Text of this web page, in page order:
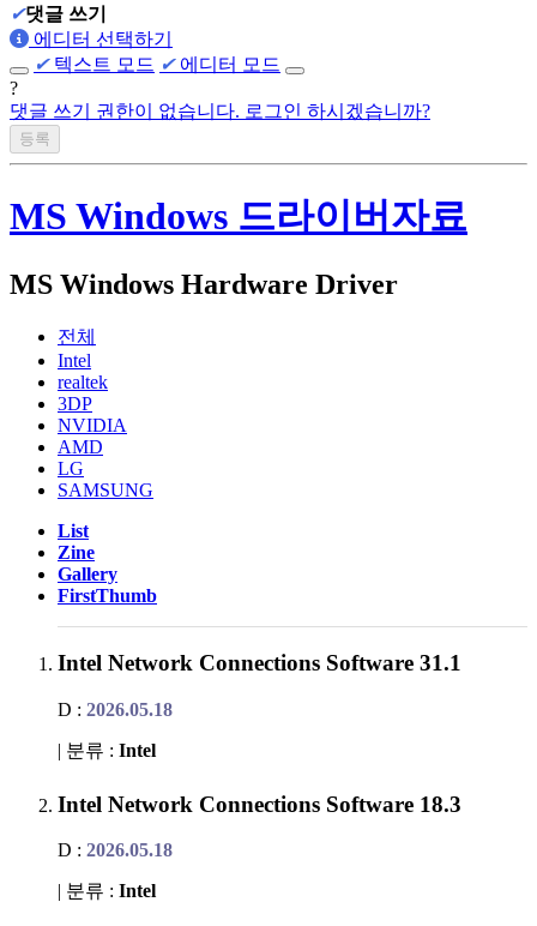
✔댓글 쓰기
에디터 선택하기
✔ 텍스트 모드 ✔ 에디터 모드
?
댓글 쓰기 권한이 없습니다. 로그인 하시겠습니까?
MS Windows 드라이버자료
MS Windows Hardware Driver
전체
Intel
realtek
3DP
NVIDIA
AMD
LG
SAMSUNG
List
Zine
Gallery
FirstThumb
Intel Network Connections Software 31.1
D : 2026.05.18
| 분류 : Intel
Intel Network Connections Software 18.3
D : 2026.05.18
| 분류 : Intel